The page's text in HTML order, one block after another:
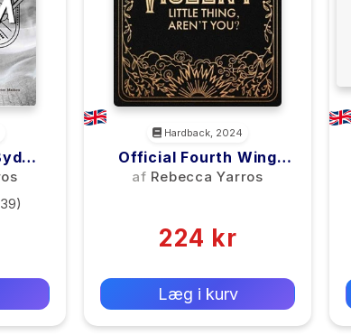
Hardback, 2024
Official Fourth Wing
Journal
af Rebecca Yarros
224 kr
Læg i kurv